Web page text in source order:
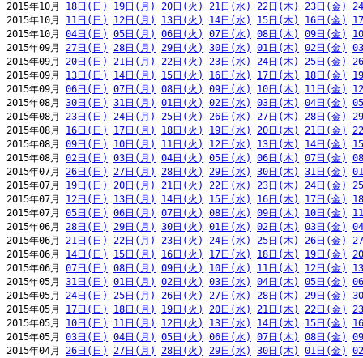
2015年10月 18日(日) 19日(月) 20日(火) 21日(水) 22日(木) 23日(金)
2015年10月 11日(日) 12日(月) 13日(火) 14日(水) 15日(木) 16日(金)
2015年10月 04日(日) 05日(月) 06日(火) 07日(水) 08日(木) 09日(金)
2015年09月 27日(日) 28日(月) 29日(火) 30日(水) 01日(木) 02日(金)
2015年09月 20日(日) 21日(月) 22日(火) 23日(水) 24日(木) 25日(金)
2015年09月 13日(日) 14日(月) 15日(火) 16日(水) 17日(木) 18日(金)
2015年09月 06日(日) 07日(月) 08日(火) 09日(水) 10日(木) 11日(金)
2015年08月 30日(日) 31日(月) 01日(火) 02日(水) 03日(木) 04日(金)
2015年08月 23日(日) 24日(月) 25日(火) 26日(水) 27日(木) 28日(金)
2015年08月 16日(日) 17日(月) 18日(火) 19日(水) 20日(木) 21日(金)
2015年08月 09日(日) 10日(月) 11日(火) 12日(水) 13日(木) 14日(金)
2015年08月 02日(日) 03日(月) 04日(火) 05日(水) 06日(木) 07日(金)
2015年07月 26日(日) 27日(月) 28日(火) 29日(水) 30日(木) 31日(金)
2015年07月 19日(日) 20日(月) 21日(火) 22日(水) 23日(木) 24日(金)
2015年07月 12日(日) 13日(月) 14日(火) 15日(水) 16日(木) 17日(金)
2015年07月 05日(日) 06日(月) 07日(火) 08日(水) 09日(木) 10日(金)
2015年06月 28日(日) 29日(月) 30日(火) 01日(水) 02日(木) 03日(金)
2015年06月 21日(日) 22日(月) 23日(火) 24日(水) 25日(木) 26日(金)
2015年06月 14日(日) 15日(月) 16日(火) 17日(水) 18日(木) 19日(金)
2015年06月 07日(日) 08日(月) 09日(火) 10日(水) 11日(木) 12日(金)
2015年05月 31日(日) 01日(月) 02日(火) 03日(水) 04日(木) 05日(金)
2015年05月 24日(日) 25日(月) 26日(火) 27日(水) 28日(木) 29日(金)
2015年05月 17日(日) 18日(月) 19日(火) 20日(水) 21日(木) 22日(金)
2015年05月 10日(日) 11日(月) 12日(火) 13日(水) 14日(木) 15日(金)
2015年05月 03日(日) 04日(月) 05日(火) 06日(水) 07日(木) 08日(金)
2015年04月 26日(日) 27日(月) 28日(火) 29日(水) 30日(木) 01日(金)